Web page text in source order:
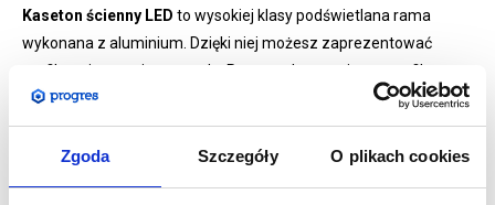
Zgoda Szczegóły O plikach cookies
Kaseton ścienny LED to wysokiej klasy podświetlana rama
wykonana z aluminium. Dzięki niej możesz zaprezentować
grafikę w imponującym stylu. Rama wykonana jest z profilu
60mm.Gwarantujemy jednolite idealne podświetlenie nawet
przy dużym formacie!
Nasze kasetony to bardzo dobre rozwiązanie dla miejsc użytku